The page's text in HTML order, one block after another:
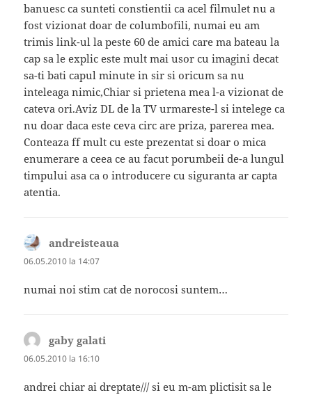
banuesc ca sunteti constientii ca acel filmulet nu a
fost vizionat doar de columbofili, numai eu am
trimis link-ul la peste 60 de amici care ma bateau la
cap sa le explic este mult mai usor cu imagini decat
sa-ti bati capul minute in sir si oricum sa nu
inteleaga nimic,Chiar si prietena mea l-a vizionat de
cateva ori.Aviz DL de la TV urmareste-l si intelege ca
nu doar daca este ceva circ are priza, parerea mea.
Conteaza ff mult cu este prezentat si doar o mica
enumerare a ceea ce au facut porumbeii de-a lungul
timpului asa ca o introducere cu siguranta ar capta
atentia.
andreisteaua
06.05.2010 la 14:07
numai noi stim cat de norocosi suntem…
gaby galati
06.05.2010 la 16:10
andrei chiar ai dreptate/// si eu m-am plictisit sa le